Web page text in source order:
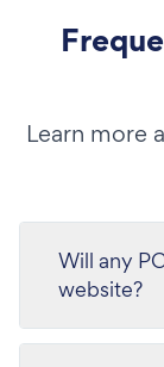
Learn more
Will any
website?